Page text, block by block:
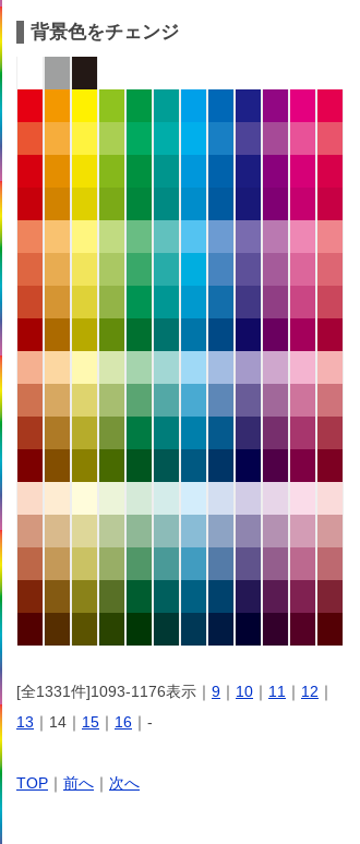
背景色をチェンジ
[全1331件]1093-1176表示｜ 9 ｜ 10 ｜ 11 ｜ 12 ｜
13 ｜14｜ 15 ｜ 16 ｜-
TOP ｜ 前へ ｜ 次へ